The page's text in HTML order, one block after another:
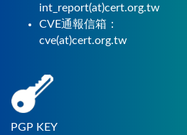
int_report(at)cert.org.tw
CVE通報信箱：
cve(at)cert.org.tw
PGP KEY